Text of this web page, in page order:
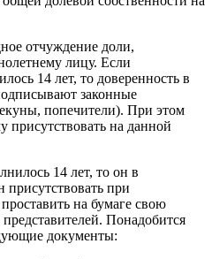
отчуждение доли,
лицу. Если
14 лет, то доверенность в
законные
попечители). При этом
присутствовать на данной
14 лет, то он в
присутствовать при
на бумаге свою
Понадобится
документы: